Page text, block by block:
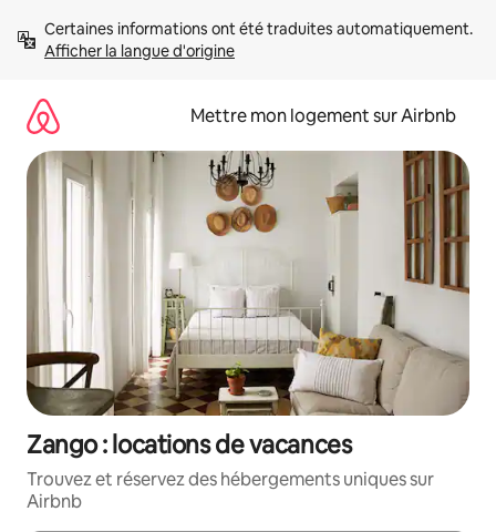
directement
Afficher la langue d'origine
Mettre mon logement sur Airbnb
Zango : locations de vacances
Trouvez et réservez des hébergements uniques sur
Airbnb